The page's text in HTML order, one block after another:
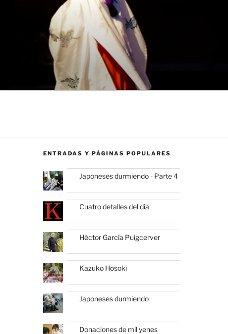
ENTRADAS Y PÁGINAS POPULARES
Japoneses durmiendo - Parte 4
Cuatro detalles del día
Héctor García Puigcerver
Kazuko Hosoki
Japoneses durmiendo
Donaciones de mil yenes